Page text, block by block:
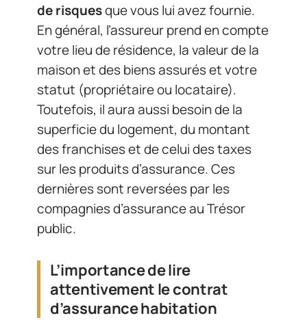
de risquesque vous lui avez fournie.
En général, l’assureur prend en compte
votre lieu de résidence, la valeur de la
maison et des biens assurés et votre
statut (propriétaire ou locataire).
Toutefois, il aura aussi besoin de la
superficie du logement, du montant
des franchises et de celui des taxes
sur les produits d’assurance. Ces
dernières sont reversées par les
compagnies d’assurance au Trésor
public.
L’importance de lire
attentivement le contrat
d’assurance habitation